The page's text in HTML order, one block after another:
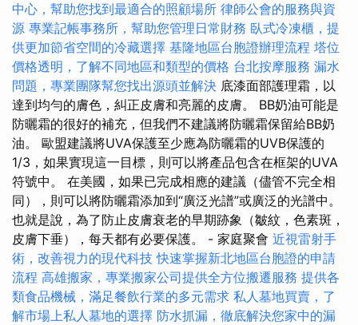
中心，幫助您找到最適合的照顧場所 律師公會的服務與資
源 專業記帳事務所，幫助您管理日常財務 臥式冷凍櫃，提
供更加節省空間的冷藏選擇 基隆地區台胞證辦理流程 塔位
價格透明，了解不同地區和類型的價格 台北按摩服務 漏水
問題，專業團隊幫您找出源頭並解決 底漆面部護理霜，以
達到均勻的膚色，糾正皮膚和亮麗的皮膚。 BB奶油可能是
防曬霜的很好的補充，但我們不建議將防曬霜保留給BB奶
油。 歐盟建議將UVA保護至少應為防曬霜的UVB保護的
1/3，如果實現這一目標，則可以將產品包含在框架的UVA
符號中。 在美國，如果已完成相應的建議（儘管不完全相
同），則可以將防曬霜添加到“廣泛光譜”或廣泛的光譜中。
也就是說，為了防止皮膚衰老的早期跡象（皺紋，色素斑，
皮膚下垂），每天都有必要保護。 - 家庭聚會 近視雷射手
術，改善視力的現代科技 快速掌握新北地區台胞證的申請
流程 高雄搬家，專業搬家公司提供全方位搬遷服務 提供各
類食品機械，滿足餐飲行業的多元需求 私人墓地買賣，了
解市場上私人墓地的選擇 防水抓漏，徹底解決您家中的漏